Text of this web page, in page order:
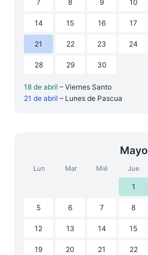
7 8 9 10
14 15 16 17
21 22 23 24
28 29 30
18 de abril – Viernes Santo
21 de abril – Lunes de Pascua
Mayo
Lun Mar Mié Jue
1
5 6 7 8
12 13 14 15
19 20 21 22